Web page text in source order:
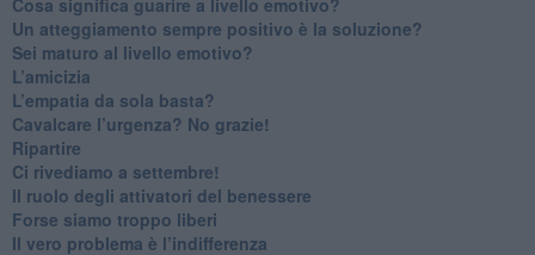
​Un atteggiamento sempre positivo è la soluzione?
​Sei maturo al livello emotivo?
​L’amicizia
​L’empatia da sola basta?
​Cavalcare l’urgenza? No grazie!
Ripartire
​Ci rivediamo a settembre!
​Il ruolo degli attivatori del benessere
​Forse siamo troppo liberi
​Il vero problema è l’indifferenza